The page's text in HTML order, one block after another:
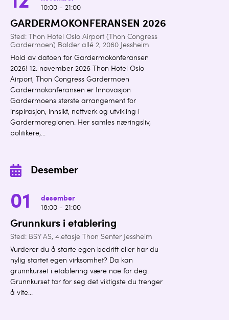
10:00 - 21:00
GARDERMOKONFERANSEN 2026
Sted: Thon Hotel Oslo Airport (Thon Congress
Gardermoen) Balder allé 2, 2060 Jessheim
Hold av datoen for Gardermokonferansen
2026! 12. november 2026 Thon Hotel Oslo
Airport, Thon Congress Gardermoen
Gardermokonferansen er Innovasjon
Gardermoens største arrangement for
inspirasjon, innsikt, nettverk og utvikling i
Gardermoregionen. Her samles næringsliv,
politikere,...
Desember
01
desember
18:00 - 21:00
Grunnkurs i etablering
Sted: BSY AS, 4.etasje Thon Senter Jessheim
Vurderer du å starte egen bedrift eller har du
nylig startet egen virksomhet? Da kan
grunnkurset i etablering være noe for deg.
Grunnkurset tar for seg det viktigste du trenger
å vite...